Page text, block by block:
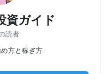
資ガイド
読者
方と稼ぎ方